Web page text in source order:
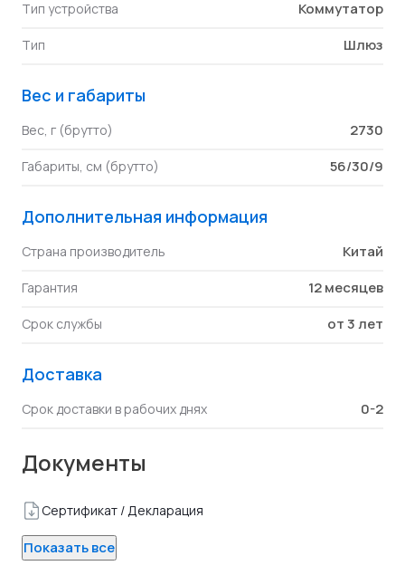
Тип устройства Коммутатор
Тип Шлюз
Вес и габариты
Вес, г (брутто) 2730
Габариты, см (брутто) 56/30/9
Дополнительная информация
Страна производитель Китай
Гарантия 12 месяцев
Срок службы от 3 лет
Доставка
Срок доставки в рабочих днях 0-2
Документы
Сертификат / Декларация
Показать все